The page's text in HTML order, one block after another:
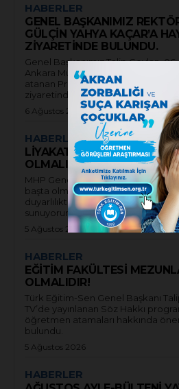
HABERLER
GENEL BAŞKANIMIZ
GÜLÇİN YAHYA KAÇAR’A
ZİYARETİNDE BULUNDU.
Genel Başkanımız Talip Geylan,
Ankara Müzik ve Güzel Sanatlar
atanan Prof. Dr. Gülçin Yahya
ziyaretinde bulundu.
6 Ağustos 2026
HABERLER
LİYAKAT, EĞİTİM
OLMALIDIR!
MHP Genel Başkanı Devlet
başta olmak üzere eğitim
duyarlılıktan ötürü tüm eğitim
sunuyorum.
5 Ağustos 2026
HABERLER
EĞİTİM FAKÜLTESİ
OLMALIDIR!
Türk Eğitim-Sen Genel Başkanı
TV’de yayınlanan Söz Hakkı
öğretmen atamaları hakkında
bulundu.
5 Ağustos 2026
HABERLER